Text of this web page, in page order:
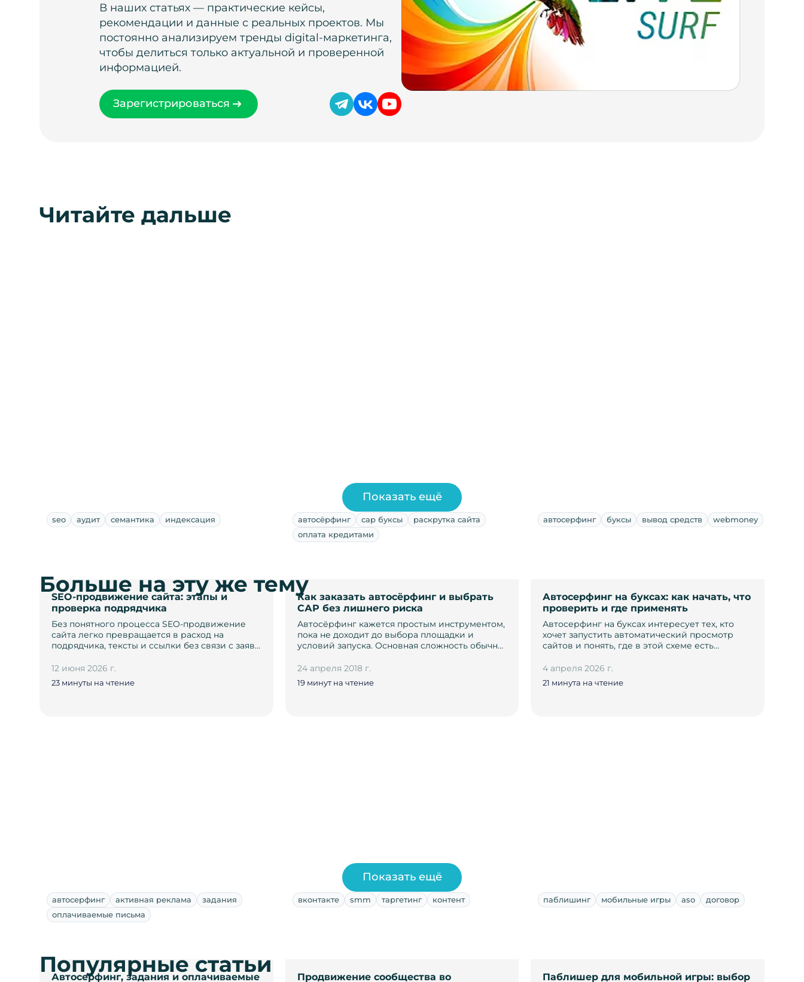
В наших статьях — практические кейсы,
рекомендации и данные с реальных проектов. Мы
постоянно анализируем тренды digital-маркетинга,
чтобы делиться только актуальной и проверенной
информацией.
Зарегистрироваться
Читайте дальше
seo аудит семантика индексация
SEO-продвижение сайта: этапы и
проверка подрядчика
Без понятного процесса SEO-продвижение
сайта легко превращается в расход на
подрядчика, тексты и ссылки без связи с заяв…
12 июня 2026 г.
23 минуты на чтение
автосёрфинг сар буксы
раскрутка сайта
оплата кредитами
Как заказать автосёрфинг и выбрать
САР без лишнего риска
Автосёрфинг кажется простым инструментом,
пока не доходит до выбора площадки и
условий запуска. Основная сложность обычн…
24 апреля 2018 г.
19 минут на чтение
автосерфинг буксы вывод средств webmoney
Автосерфинг на буксах: как начать, что
проверить и где применять
Автосерфинг на буксах интересует тех, кто
хочет запустить автоматический просмотр
сайтов и понять, где в этой схеме есть…
4 апреля 2026 г.
21 минута на чтение
Показать ещё
Больше на эту же тему
автосерфинг активная реклама
задания
оплачиваемые письма
Автосерфинг, задания и оплачиваемые
вконтакте smm таргетинг контент
Продвижение сообщества во
паблишинг мобильные игры aso договор
Паблишер для мобильной игры: выбор
Показать ещё
Популярные статьи